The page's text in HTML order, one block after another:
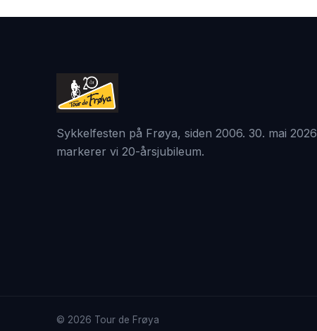
Sykkelfesten på Frøya, siden 2006. 30. mai 2026
markerer vi 20-årsjubileum.
© 2026 Tour de Frøya